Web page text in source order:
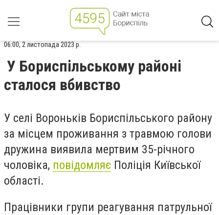
06:00, 2 листопада 2023 р.
У Бориспільському районі
сталося вбивство
У селі Вороньків Бориспільського району
за місцем проживання з травмою голови
дружина виявила мертвим 35-річного
чоловіка, повідомляє Поліція Київської
області.
Працівники групи реагування патрульної